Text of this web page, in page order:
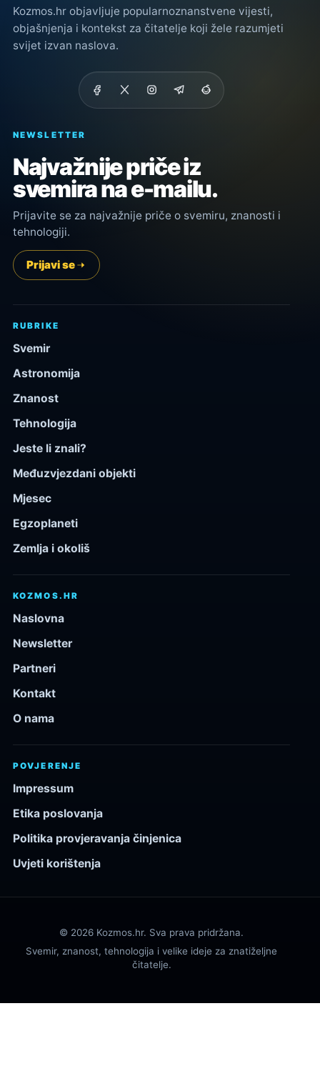
Kozmos.hr objavljuje popularnoznanstvene vijesti,
objašnjenja i kontekst za čitatelje koji žele razumjeti
svijet izvan naslova.
NEWSLETTER
Najvažnije priče iz
svemira na e-mailu.
Prijavite se za najvažnije priče o svemiru, znanosti i
tehnologiji.
Prijavi se
RUBRIKE
Svemir
Astronomija
Znanost
Tehnologija
Jeste li znali?
Međuzvjezdani objekti
Mjesec
Egzoplaneti
Zemlja i okoliš
KOZMOS.HR
Naslovna
Newsletter
Partneri
Kontakt
O nama
POVJERENJE
Impressum
Etika poslovanja
Politika provjeravanja činjenica
Uvjeti korištenja
© 2026 Kozmos.hr. Sva prava pridržana.
Svemir, znanost, tehnologija i velike ideje za znatiželjne
čitatelje.